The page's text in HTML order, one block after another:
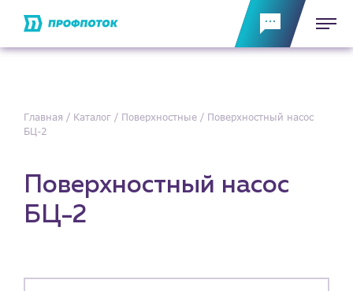
Главная Каталог Поверхностные
Поверхностный насос
БЦ-2
Поверхностный насос
БЦ-2